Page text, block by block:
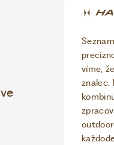
ve
víme,
znalec.